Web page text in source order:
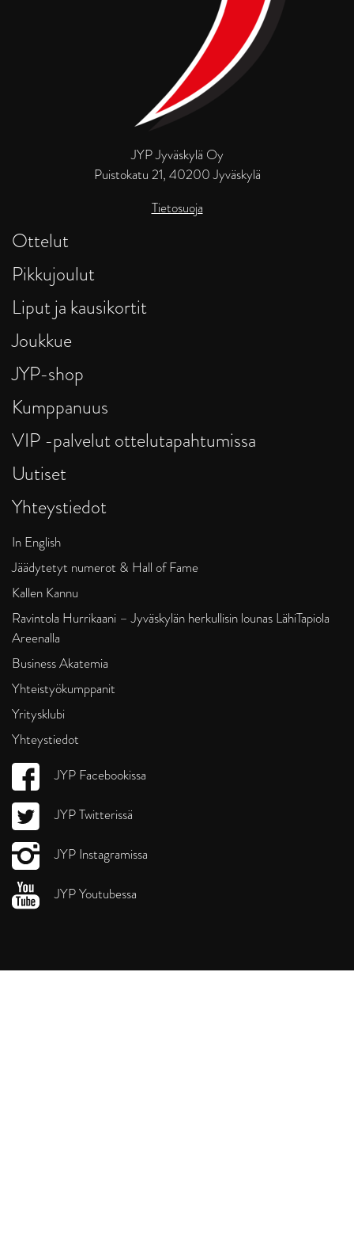
JYP Jyväskylä Oy
Puistokatu 21, 40200 Jyväskylä
Tietosuoja
Ottelut
Pikkujoulut
Liput ja kausikortit
Joukkue
JYP-shop
Kumppanuus
VIP -palvelut ottelutapahtumissa
Uutiset
Yhteystiedot
In English
Jäädytetyt numerot & Hall of Fame
Kallen Kannu
Ravintola Hurrikaani – Jyväskylän herkullisin lounas LähiTapiola
Areenalla
Business Akatemia
Yhteistyökumppanit
Yritysklubi
Yhteystiedot
JYP Facebookissa
JYP Twitterissä
JYP Instagramissa
JYP Youtubessa